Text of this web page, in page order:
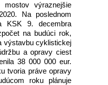
výraznejšie
Na poslednom
KSK 9. decembra
na budúci rok,
výstavbu cyklistickej
a opravy ciest
38 000 000 eur.
tvoria práve opravy
roku plánuje